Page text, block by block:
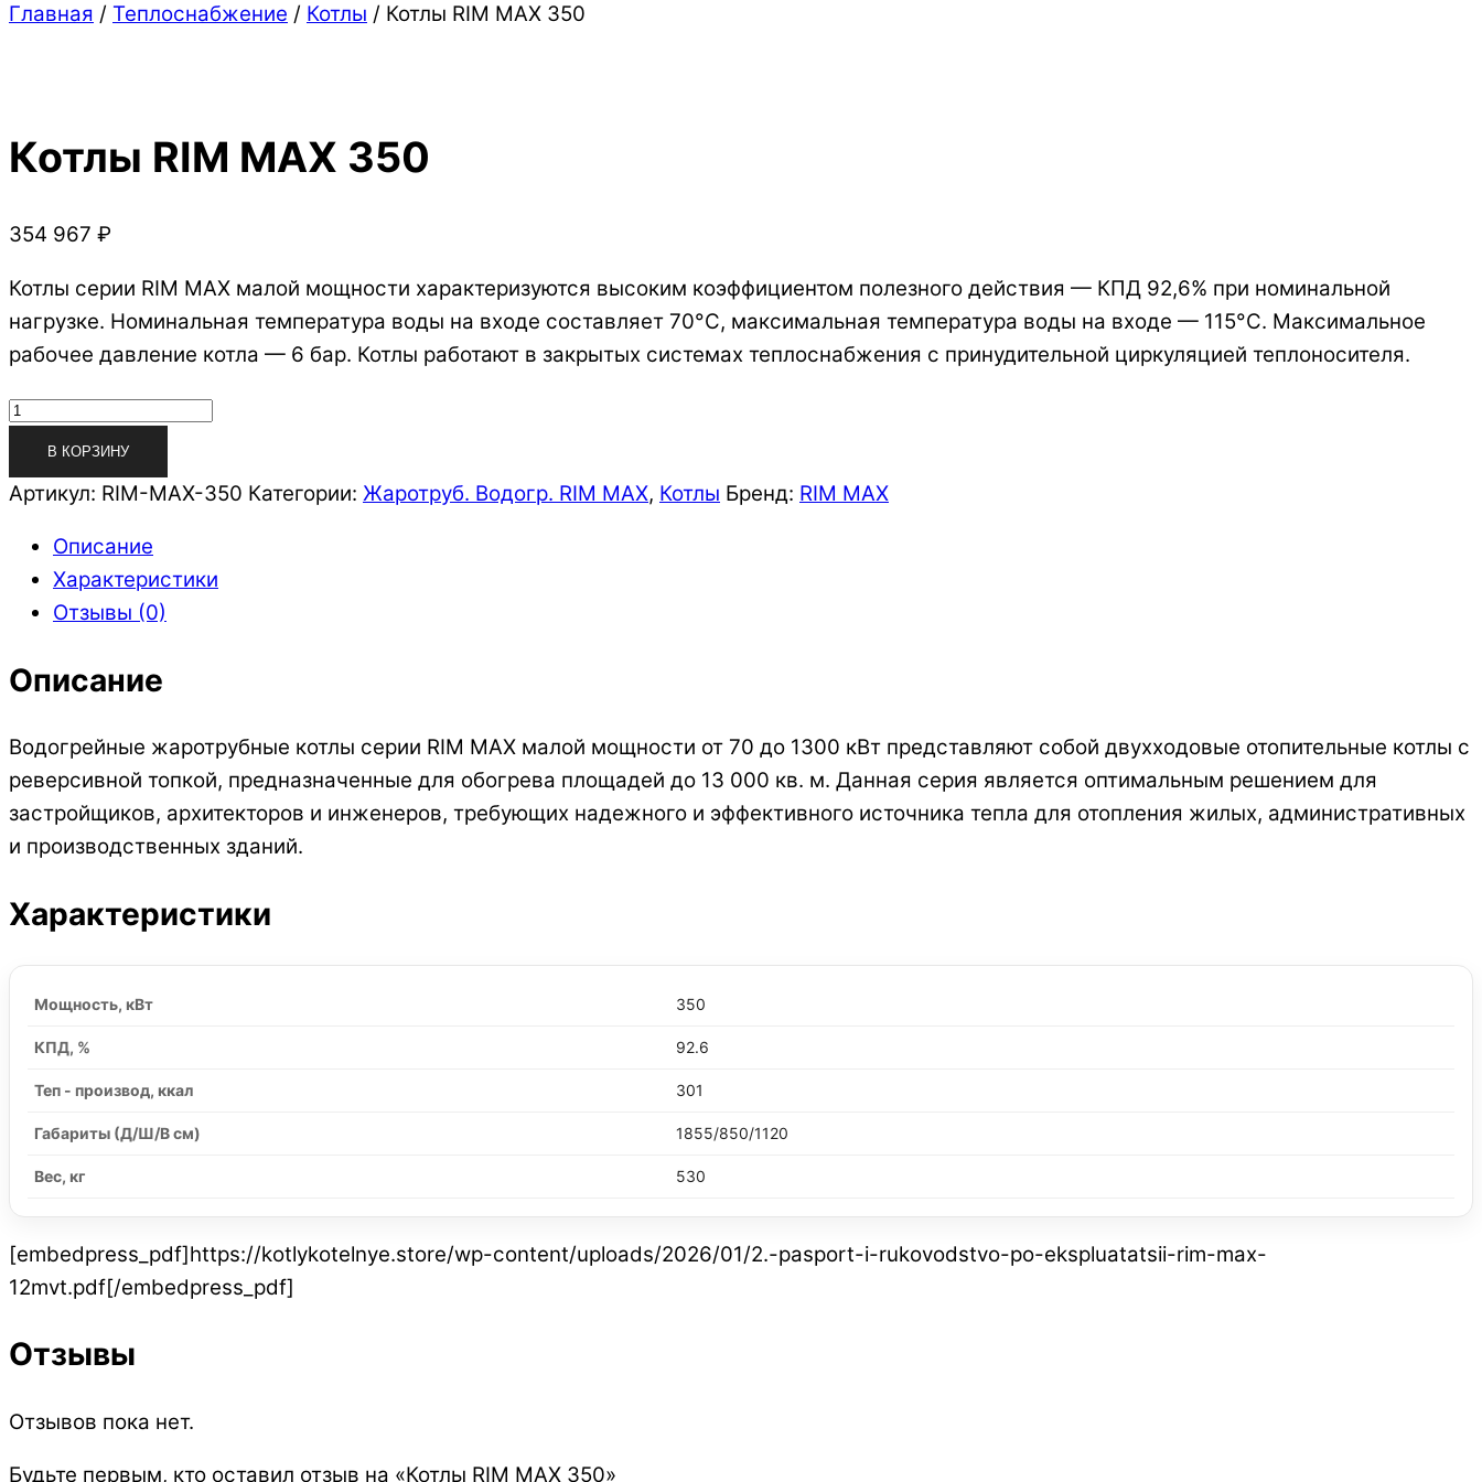
Close
Close
Главная / Теплоснабжение / Котлы / Котлы RIM MAX 350
Котлы RIM MAX 350
354 967 ₽
Котлы серии RIM MAX малой мощности характеризуются высоким коэффициентом полезного действия — КПД 92,6% при номинальной
нагрузке. Номинальная температура воды на входе составляет 70°C, максимальная температура воды на входе — 115°C. Максимальное
рабочее давление котла — 6 бар. Котлы работают в закрытых системах теплоснабжения с принудительной циркуляцией теплоносителя.
Количество
товара
Котлы
RIM
MAX
350
В КОРЗИНУ
Артикул: RIM-MAX-350 Категории: Жаротруб. Водогр. RIM MAX, Котлы Бренд: RIM MAX
Описание
Характеристики
Отзывы (0)
Описание
Водогрейные жаротрубные котлы серии RIM MAX малой мощности от 70 до 1300 кВт представляют собой двухходовые отопительные котлы с
реверсивной топкой, предназначенные для обогрева площадей до 13 000 кв. м. Данная серия является оптимальным решением для
застройщиков, архитекторов и инженеров, требующих надежного и эффективного источника тепла для отопления жилых, административных
и производственных зданий.
Характеристики
Мощность, кВт 350
КПД, % 92.6
Теп - производ, ккал 301
Габариты (Д/Ш/В см) 1855/850/1120
Вес, кг 530
[embedpress_pdf]https://kotlykotelnye.store/wp-content/uploads/2026/01/2.-pasport-i-rukovodstvo-po-ekspluatatsii-rim-max-
12mvt.pdf[/embedpress_pdf]
Отзывы
Отзывов пока нет.
Будьте первым, кто оставил отзыв на «Котлы RIM MAX 350»